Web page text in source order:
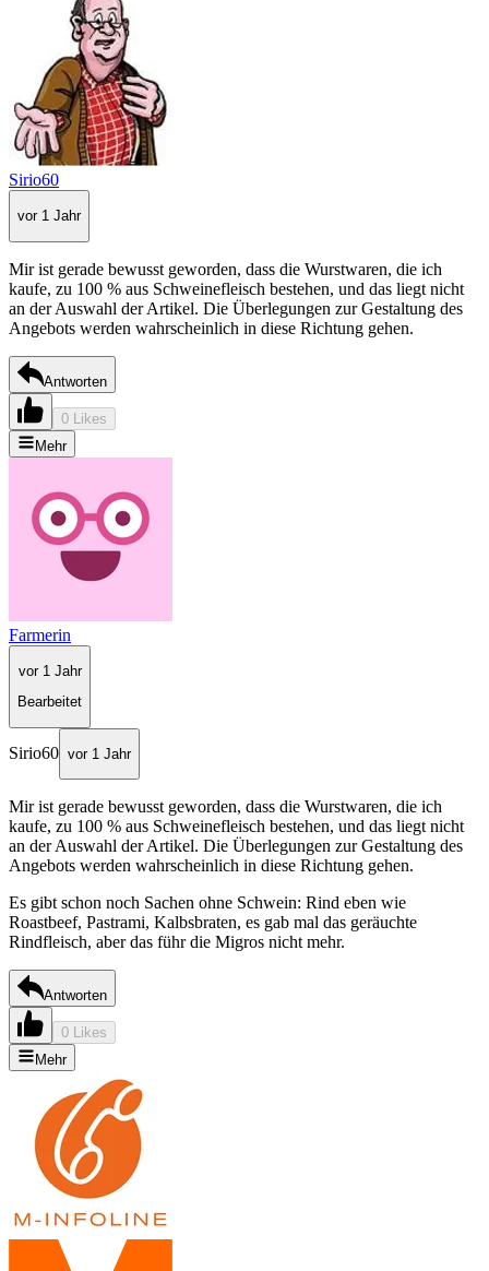
Sirio60
vor 1 Jahr
Mir ist gerade bewusst geworden, dass die Wurstwaren, die ich
kaufe, zu 100 % aus Schweinefleisch bestehen, und das liegt nicht
an der Auswahl der Artikel. Die Überlegungen zur Gestaltung des
Angebots werden wahrscheinlich in diese Richtung gehen.
Antworten
0 Likes
Mehr
Farmerin
vor 1 Jahr
Bearbeitet
Sirio60 vor 1 Jahr
Mir ist gerade bewusst geworden, dass die Wurstwaren, die ich
kaufe, zu 100 % aus Schweinefleisch bestehen, und das liegt nicht
an der Auswahl der Artikel. Die Überlegungen zur Gestaltung des
Angebots werden wahrscheinlich in diese Richtung gehen.
Es gibt schon noch Sachen ohne Schwein: Rind eben wie
Roastbeef, Pastrami, Kalbsbraten, es gab mal das geräuchte
Rindfleisch, aber das führ die Migros nicht mehr.
Antworten
0 Likes
Mehr